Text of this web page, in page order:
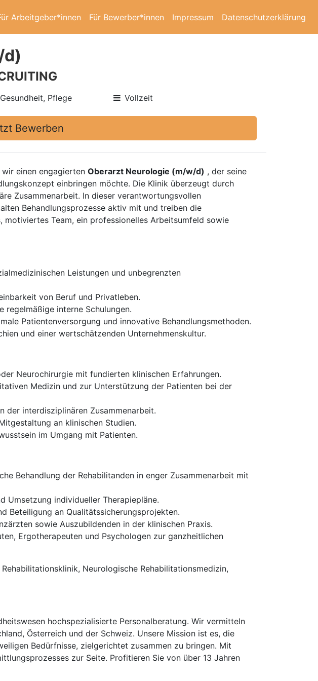
Arbeitgeber*innen Für Bewerber*innen Impressum Datenschutzerklärung
Pflege Vollzeit
Bewerben
einen engagierten Oberarzt Neurologie (m/w/d) , der seine
einbringen möchte. Die Klinik überzeugt durch
Zusammenarbeit. In dieser verantwortungsvollen
Behandlungsprozesse aktiv mit und treiben die
Team, ein professionelles Arbeitsumfeld sowie
Leistungen und unbegrenzten
von Beruf und Privatleben.
regelmäßige interne Schulungen.
Patientenversorgung und innovative Behandlungsmethoden.
und einer wertschätzenden Unternehmenskultur.
Neurochirurgie mit fundierten klinischen Erfahrungen.
Medizin und zur Unterstützung der Patienten bei der
der interdisziplinären Zusammenarbeit.
an klinischen Studien.
im Umgang mit Patienten.
Behandlung der Rehabilitanden in enger Zusammenarbeit mit
Umsetzung individueller Therapiepläne.
Beteiligung an Qualitätssicherungsprojekten.
sowie Auszubildenden in der klinischen Praxis.
Ergotherapeuten und Psychologen zur ganzheitlichen
Neurologische Rehabilitationsmedizin,
hochspezialisierte Personalberatung. Wir vermitteln
Österreich und der Schweiz. Unsere Mission ist es, die
Bedürfnisse, zielgerichtet zusammen zu bringen. Mit
zur Seite. Profitieren Sie von über 13 Jahren